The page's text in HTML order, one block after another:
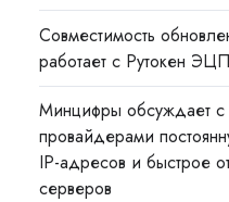
Совместимость
работает с Рутокен
Минцифры обсуждает с
провайдерами
IP-адресов и быстрое
серверов